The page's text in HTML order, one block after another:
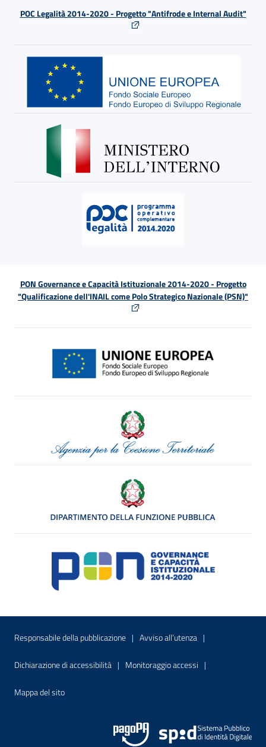
POC Legalità 2014-2020 - Progetto "Antifrode e Internal Audit"
PON Governance e Capacità Istituzionale 2014-2020 - Progetto
"Qualificazione dell'INAIL come Polo Strategico Nazionale (PSN)"
Menu di servizio
Responsabile della pubblicazione Sito interno - Apre in una nuova
Avviso all’utenza Sito interno -
Dichiarazione di accessibilità Sito interno - Apre in una nuova finestra
Monitoraggio accessi Sito interno -
Mappa del sitoSito interno - Apre nella stessa finestra